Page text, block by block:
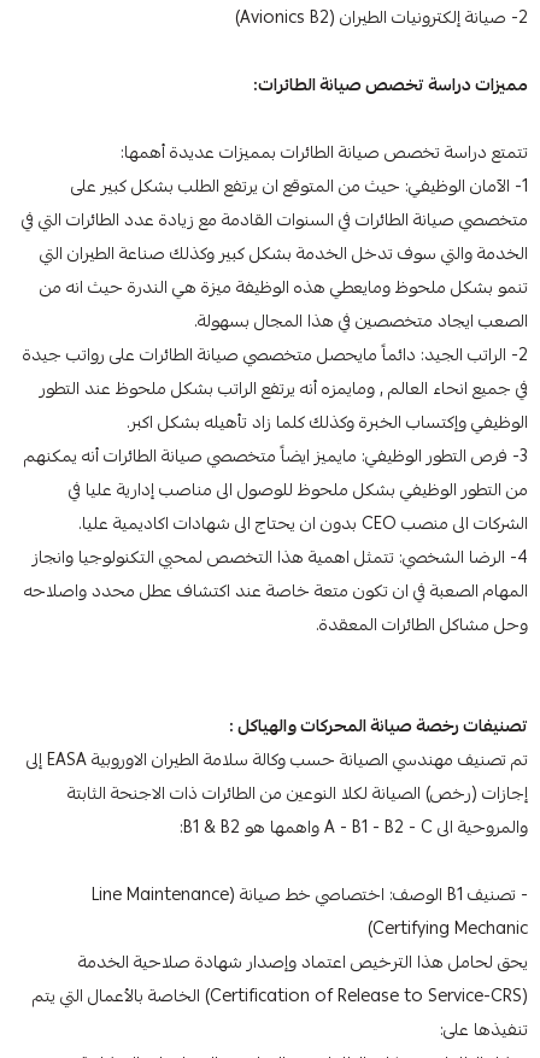
2- صيانة إلكترونيات الطيران (Avionics B2)
مميزات دراسة تخصص صيانة الطائرات:
تتمتع دراسة تخصص صيانة الطائرات بمميزات عديدة أهمها:
1- الآمان الوظيفي: حيث من المتوقع ان يرتفع الطلب بشكل كبير على
متخصصي صيانة الطائرات في السنوات القادمة مع زيادة عدد الطائرات التي في
الخدمة والتي سوف تدخل الخدمة بشكل كبير وكذلك صناعة الطيران التي
تنمو بشكل ملحوظ ومايعطي هذه الوظيفة ميزة هي الندرة حيث انه من
الصعب ايجاد متخصصين في هذا المجال بسهولة.
2- الراتب الجيد: دائماً مايحصل متخصصي صيانة الطائرات على رواتب جيدة
في جميع انحاء العالم , ومايمزه أنه يرتفع الراتب بشكل ملحوظ عند التطور
الوظيفي وإكتساب الخبرة وكذلك كلما زاد تأهيله بشكل اكبر.
3- فرص التطور الوظيفي: مايميز ايضاً متخصصي صيانة الطائرات أنه يمكنهم
من التطور الوظيفي بشكل ملحوظ للوصول الى مناصب إدارية عليا في
الشركات الى منصب CEO بدون ان يحتاج الى شهادات اكاديمية عليا.
4- الرضا الشخصي: تتمثل اهمية هذا التخصص لمحبي التكنولوجيا وانجاز
المهام الصعبة في ان تكون متعة خاصة عند اكتشاف عطل محدد واصلاحه
وحل مشاكل الطائرات المعقدة.
تصنيفات رخصة صيانة المحركات والهياكل :
تم تصنيف مهندسي الصيانة حسب وكالة سلامة الطيران الاوروبية EASA إلى
إجازات (رخص) الصيانة لكلا النوعين من الطائرات ذات الاجنحة الثابتة
والمروحية الى A - B1 - B2 - C واهمها هو B1 & B2:
- تصنيف B1 الوصف: اختصاصي خط صيانة (Line Maintenance
Certifying Mechanic)
يحق لحامل هذا الترخيص اعتماد وإصدار شهادة صلاحية الخدمة
(Certification of Release to Service-CRS) الخاصة بالأعمال التي يتم
تنفيذها على: